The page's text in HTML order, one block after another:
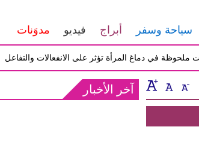
سياحة وسفر أبراج فيديو مدوَنات
في دماغ المرأة تؤثر على الانفعالات والتفاعل
آخر الأخبار